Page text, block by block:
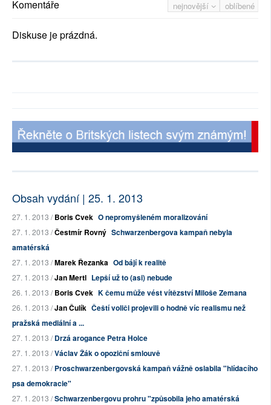
nejnovější oblíbené
Komentáře
Diskuse je prázdná.
Obsah vydání | 25. 1. 2013
27. 1. 2013 /Boris Cvek O nepromyšleném moralizování
27. 1. 2013 /Čestmír Rovný Schwarzenbergova kampaň nebyla
amatérská
27. 1. 2013 /Marek Řezanka Od bájí k realitě
27. 1. 2013 /Jan Mertl Lepší už to (asi) nebude
26. 1. 2013 /Boris Cvek K čemu může vést vítězství Miloše Zemana
26. 1. 2013 /Jan Čulík Čeští voliči projevili o hodně víc realismu než
pražská mediální a ...
27. 1. 2013 /Drzá arogance Petra Holce
27. 1. 2013 /Václav Žák o opoziční smlouvě
27. 1. 2013 /Proschwarzenbergovská kampaň vážně oslabila "hlídacího
psa demokracie"
27. 1. 2013 /Schwarzenbergovu prohru "způsobila jeho amatérská